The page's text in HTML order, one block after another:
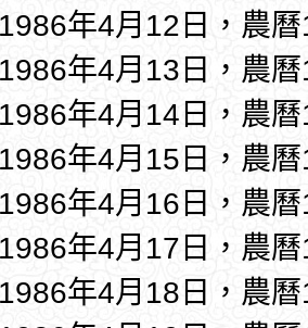
年4月12日，農
年4月13日，農
年4月14日，農
年4月15日，農
年4月16日，農
年4月17日，農
年4月18日，農